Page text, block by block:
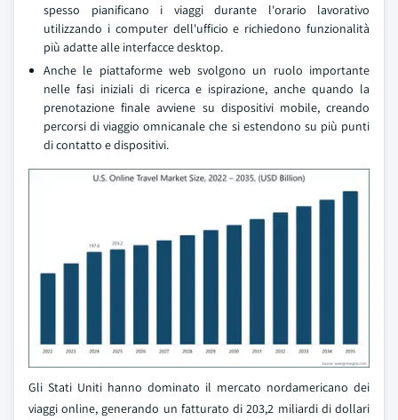
spesso pianificano i viaggi durante l'orario lavorativo
utilizzando i computer dell'ufficio e richiedono funzionalità
più adatte alle interfacce desktop.
Anche le piattaforme web svolgono un ruolo importante
nelle fasi iniziali di ricerca e ispirazione, anche quando la
prenotazione finale avviene su dispositivi mobile, creando
percorsi di viaggio omnicanale che si estendono su più punti
di contatto e dispositivi.
Gli Stati Uniti hanno dominato il mercato nordamericano dei
viaggi online, generando un fatturato di 203,2 miliardi di dollari